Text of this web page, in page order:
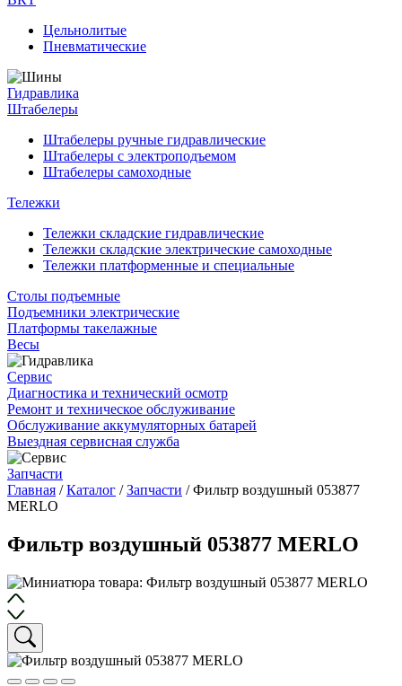
Цельнолитые
Пневматические
Гидравлика
Штабелеры
Штабелеры ручные гидравлические
Штабелеры с электроподъемом
Штабелеры самоходные
Тележки
Тележки складские гидравлические
Тележки складские электрические самоходные
Тележки платформенные и специальные
Столы подъемные
Подъемники электрические
Платформы такелажные
Весы
Сервис
Диагностика и технический осмотр
Ремонт и техническое обслуживание
Обслуживание аккумуляторных батарей
Выездная сервисная служба
Запчасти
Главная /Каталог /Запчасти /Фильтр воздушный 053877
MERLO
Фильтр воздушный 053877 MERLO